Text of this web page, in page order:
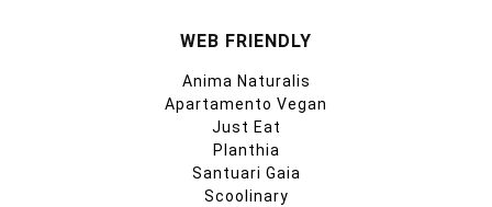
WEB FRIENDLY
Anima Naturalis
Apartamento Vegan
Just Eat
Planthia
Santuari Gaia
Scoolinary